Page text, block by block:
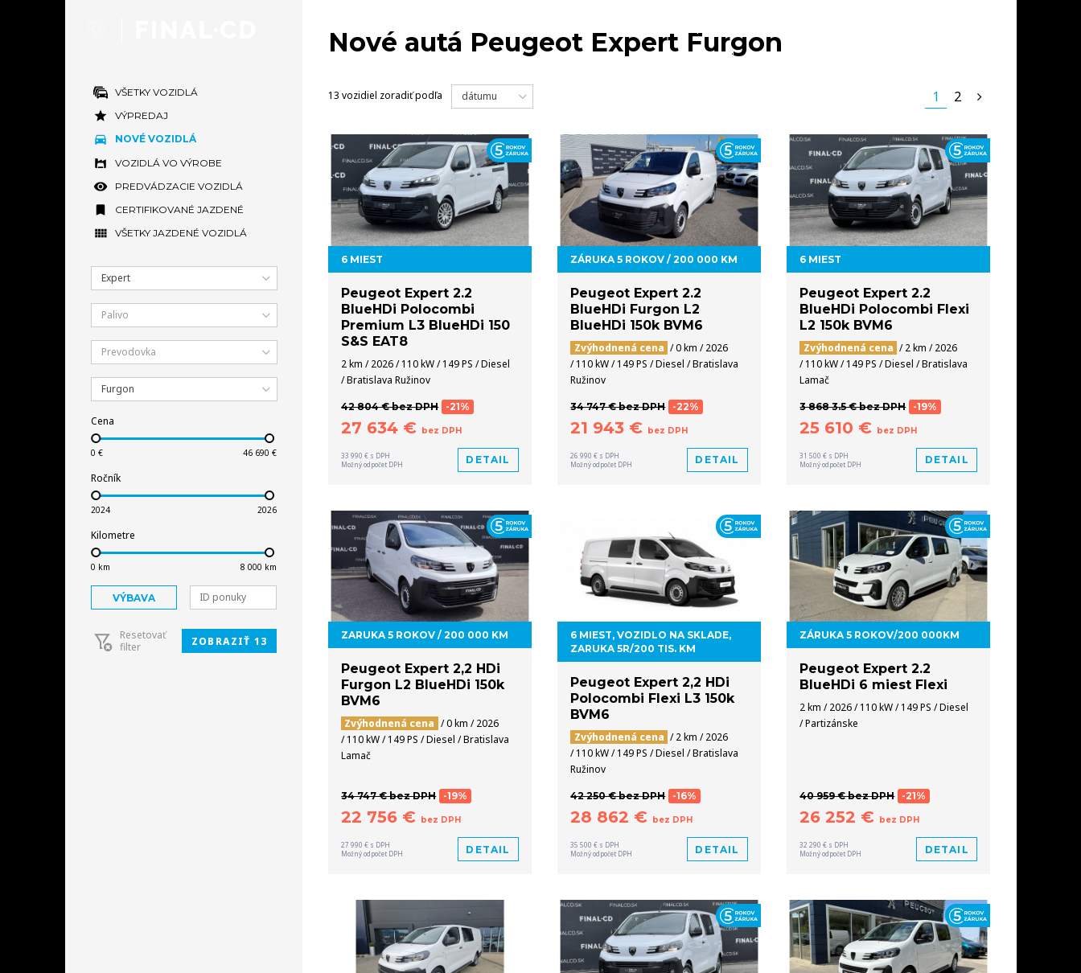
NA SKLADE
VŠETKY VOZIDLÁ
VÝPREDAJ
NOVÉ VOZIDLÁ
VOZIDLÁ VO VÝROBE
PREDVÁDZACIE VOZIDLÁ
CERTIFIKOVANÉ JAZDENÉ
VŠETKY JAZDENÉ VOZIDLÁ
Expert
Palivo
Prevodovka
Furgon
Cena
Ročník
Kilometre
VÝBAVA
Resetovať
filter
ZOBRAZIŤ 13
Nové autá Peugeot Expert Furgon
13 vozidiel zoradiť podľa dátumu 1 2
6 MIEST
Peugeot Expert 2.2
BlueHDi Polocombi
Premium L3 BlueHDi 150
S&S EAT8
2 km / 2026 / 110 kW / 149 PS / Diesel
/ Bratislava Ružinov
42 804 € bez DPH -21%
27 634 € bez DPH
33 990 € s DPH
Možný odpočet DPH
DETAIL
ZÁRUKA 5 ROKOV / 200 000 KM
Peugeot Expert 2.2
BlueHDi Furgon L2
BlueHDi 150k BVM6
Zvýhodnená cena / 0 km / 2026
/ 110 kW / 149 PS / Diesel / Bratislava
Ružinov
34 747 € bez DPH -22%
21 943 € bez DPH
26 990 € s DPH
Možný odpočet DPH
DETAIL
6 MIEST
Peugeot Expert 2.2
BlueHDi Polocombi Flexi
L2 150k BVM6
Zvýhodnená cena / 2 km / 2026
/ 110 kW / 149 PS / Diesel / Bratislava
Lamač
3 868 3.5 € bez DPH -19%
25 610 € bez DPH
31 500 € s DPH
Možný odpočet DPH
DETAIL
ZARUKA 5 ROKOV / 200 000 KM
Peugeot Expert 2,2 HDi
Furgon L2 BlueHDi 150k
BVM6
Zvýhodnená cena / 0 km / 2026
/ 110 kW / 149 PS / Diesel / Bratislava
Lamač
34 747 € bez DPH -19%
22 756 € bez DPH
27 990 € s DPH
Možný odpočet DPH
DETAIL
6 MIEST, VOZIDLO NA SKLADE,
ZARUKA 5R/200 TIS. KM
Peugeot Expert 2,2 HDi
Polocombi Flexi L3 150k
BVM6
Zvýhodnená cena / 2 km / 2026
/ 110 kW / 149 PS / Diesel / Bratislava
Ružinov
42 250 € bez DPH -16%
28 862 € bez DPH
35 500 € s DPH
Možný odpočet DPH
DETAIL
ZÁRUKA 5 ROKOV/200 000KM
Peugeot Expert 2.2
BlueHDi 6 miest Flexi
2 km / 2026 / 110 kW / 149 PS / Diesel
/ Partizánske
40 959 € bez DPH -21%
26 252 € bez DPH
32 290 € s DPH
Možný odpočet DPH
DETAIL